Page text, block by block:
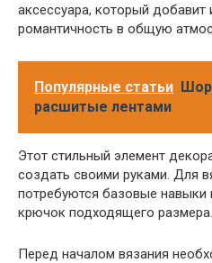
аксессуара, который добавит
романтичность в общую
Популярные статьи
расшитые лентами
Этот стильный элемент
создать своими руками. Для
потребуются базовые навыки
крючок подходящего размера.
Перед началом вязания